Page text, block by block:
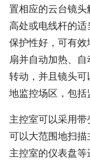
置相应的云台镜
高处或电线杆的
保护性好，可有
扇并自动加热、
转动，并且镜头
地监控场区，包括
主控室可以采用
可以大范围地扫
主控室的仪表盘